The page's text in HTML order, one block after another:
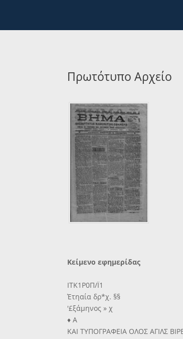
Πρωτότυπο Αρχείο
Κείμενο εφημερίδας
ΙΤΚ1Ρ0Π/Ϊ1
Έτηαία δρ*χ. §§
'£ξάμηνος » χ
♦ Α
ΚΑΙ ΤΥΠΟΓΡΑΦΕΙΑ ΟΛΟΣ ΑΓΙΛΣ